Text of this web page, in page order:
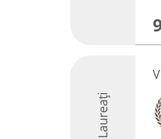
Laureați